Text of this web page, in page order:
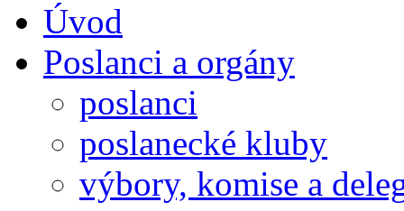
Úvod
Poslanci a orgány
poslanci
poslanecké kluby
výbory, komise a